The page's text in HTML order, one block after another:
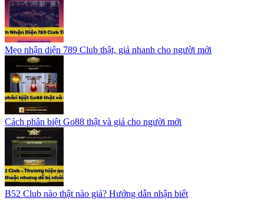
Mẹo nhận diện 789 Club thật, giả nhanh cho người mới
Cách phân biệt Go88 thật và giả cho người mới
B52 Club nào thật nào giả? Hướng dẫn nhận biết